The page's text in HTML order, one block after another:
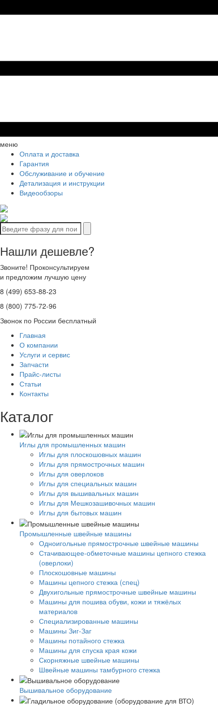
меню
Оплата и доставка
Гарантия
Обслуживание и обучение
Детализация и инструкции
Видеообзоры
Нашли дешевле?
Звоните! Проконсультируем
и предложим лучшую цену
8 (499) 653-88-23
8 (800) 775-72-96
Звонок по России бесплатный
Главная
О компании
Услуги и сервис
Запчасти
Прайс-листы
Статьи
Контакты
Каталог
Иглы для промышленных машин
Иглы для плоскошовных машин
Иглы для прямострочных машин
Иглы для оверлоков
Иглы для специальных машин
Иглы для вышивальных машин
Иглы для Мешкозашивочных машин
Иглы для бытовых машин
Промышленные швейные машины
Одноигольные прямострочные швейные машины
Стачивающее-обметочные машины цепного стежка
(оверлоки)
Плоскошовные машины
Машины цепного стежка (спец)
Двухигольные прямострочные швейные машины
Машины для пошива обуви, кожи и тяжёлых
материалов
Специализированные машины
Машины Зиг-Заг
Машины потайного стежка
Машины для спуска края кожи
Скорняжные швейные машины
Швейные машины тамбурного стежка
Вышивальное оборудование